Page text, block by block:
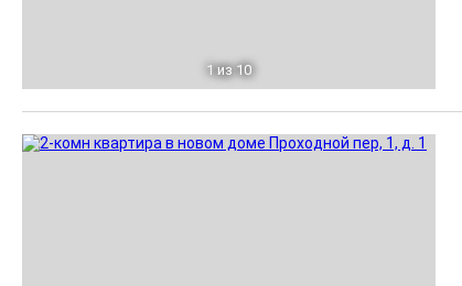
1 из 10